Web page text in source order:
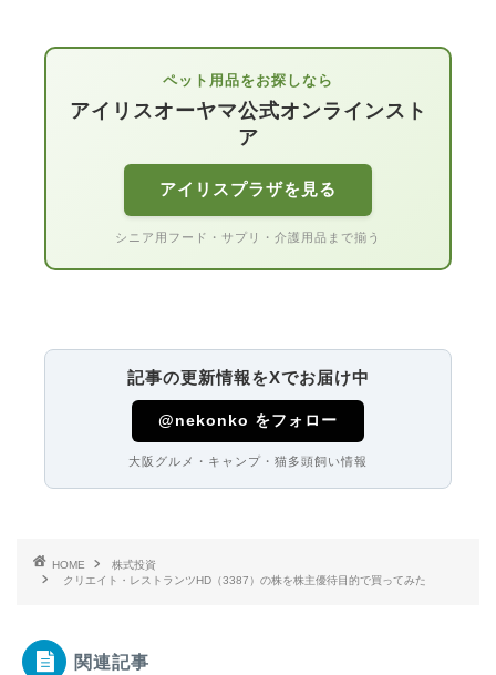
ペット用品をお探しなら
アイリスオーヤマ公式オンラインスト
ア
アイリスプラザを見る
シニア用フード・サプリ・介護用品まで揃う
記事の更新情報をXでお届け中
@nekonko をフォロー
大阪グルメ・キャンプ・猫多頭飼い情報
HOME
株式投資
クリエイト・レストランツHD（3387）の株を株主優待目的で買ってみた
関連記事